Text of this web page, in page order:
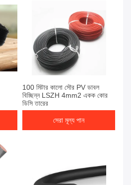
100 মিটার কালো সৌর PV ডাবল
বিচ্ছিন্ন LSZH 4mm2 একক কোর
ডিসি তারের
সেরা মূল্য পান